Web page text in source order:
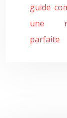
guide
une
parfaite